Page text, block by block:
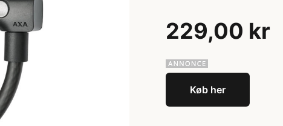
229,00 kr
Køb her